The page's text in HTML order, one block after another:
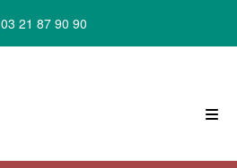
03 21 87 90 90